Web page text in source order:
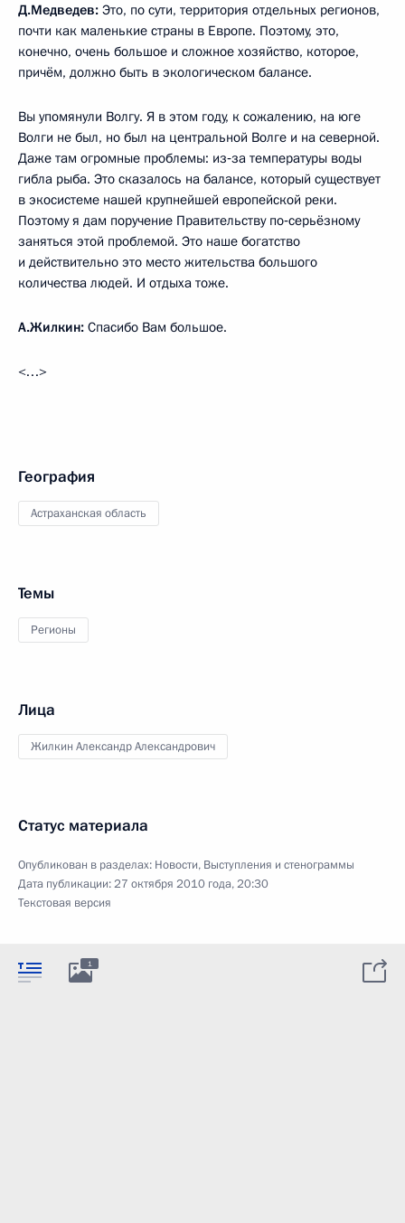
Д.Медведев: Это, по сути, территория отдельных регионов,
почти как маленькие страны в Европе. Поэтому, это,
конечно, очень большое и сложное хозяйство, которое,
причём, должно быть в экологическом балансе.
Вы упомянули Волгу. Я в этом году, к сожалению, на юге
Волги не был, но был на центральной Волге и на северной.
Даже там огромные проблемы: из‑за температуры воды
гибла рыба. Это сказалось на балансе, который существует
в экосистеме нашей крупнейшей европейской реки.
Поэтому я дам поручение Правительству по‑серьёзному
заняться этой проблемой. Это наше богатство
и действительно это место жительства большого
количества людей. И отдыха тоже.
А.Жилкин: Спасибо Вам большое.
<…>
География
Астраханская область
Темы
Регионы
Лица
Жилкин Александр Александрович
Статус материала
Опубликован в разделах: Новости, Выступления и стенограммы
Дата публикации:27 октября 2010 года, 20:30
Текстовая версия
1